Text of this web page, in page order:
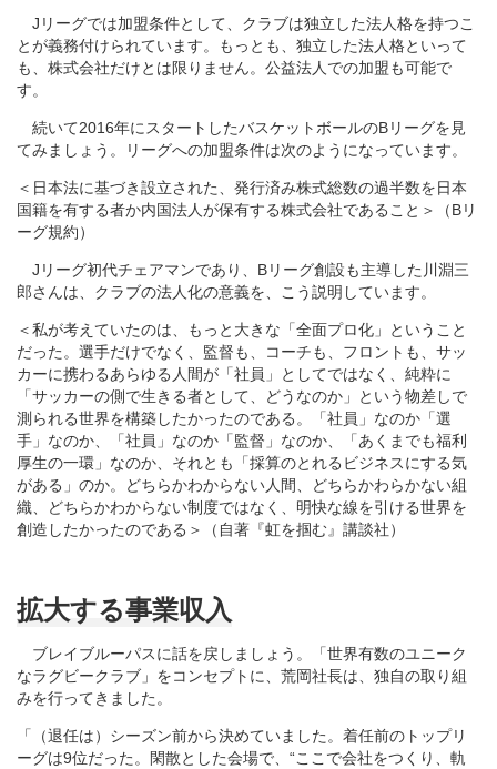
Jリーグでは加盟条件として、クラブは独立した法人格を持つこ
とが義務付けられています。もっとも、独立した法人格といって
も、株式会社だけとは限りません。公益法人での加盟も可能で
す。
続いて2016年にスタートしたバスケットボールのBリーグを見
てみましょう。リーグへの加盟条件は次のようになっています。
＜日本法に基づき設立された、発行済み株式総数の過半数を日本
国籍を有する者か内国法人が保有する株式会社であること＞（Bリ
ーグ規約）
Jリーグ初代チェアマンであり、Bリーグ創設も主導した川淵三
郎さんは、クラブの法人化の意義を、こう説明しています。
＜私が考えていたのは、もっと大きな「全面プロ化」ということ
だった。選手だけでなく、監督も、コーチも、フロントも、サッ
カーに携わるあらゆる人間が「社員」としてではなく、純粋に
「サッカーの側で生きる者として、どうなのか」という物差しで
測られる世界を構築したかったのである。「社員」なのか「選
手」なのか、「社員」なのか「監督」なのか、「あくまでも福利
厚生の一環」なのか、それとも「採算のとれるビジネスにする気
がある」のか。どちらかわからない人間、どちらかわらかない組
織、どちらかわからない制度ではなく、明快な線を引ける世界を
創造したかったのである＞（自著『虹を掴む』講談社）
拡大する事業収入
ブレイブルーパスに話を戻しましょう。「世界有数のユニーク
なラグビークラブ」をコンセプトに、荒岡社長は、独自の取り組
みを行ってきました。
「（退任は）シーズン前から決めていました。着任前のトップリ
ーグは9位だった。閑散とした会場で、“ここで会社をつくり、軌